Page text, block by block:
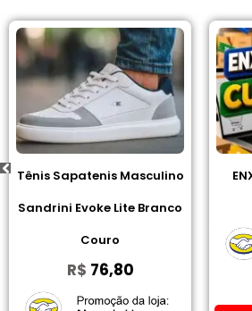
Tênis Sapatenis Masculino
Sandrini Evoke Lite Branco
Couro
R$ 76,80